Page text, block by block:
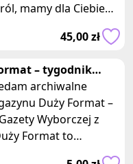
mamy dla Ciebie
Duży karabin lub
45,00 zł
– tygodnik
z roku 2006
Duży Format –
Wyborczej z